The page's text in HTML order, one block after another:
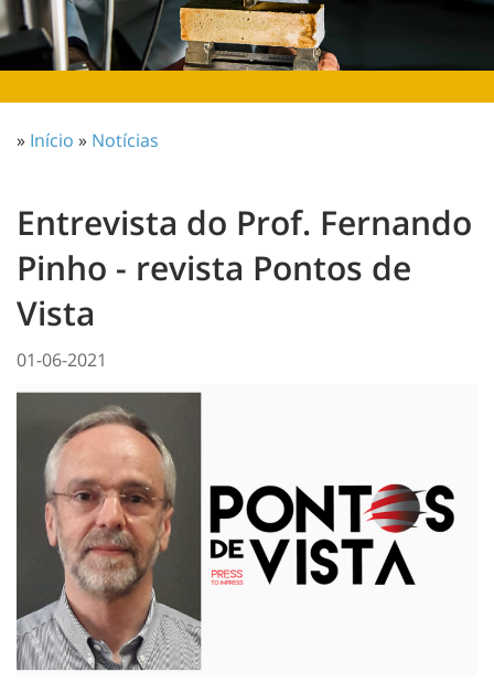
» Início » Notícias
Entrevista do Prof. Fernando
Pinho - revista Pontos de
Vista
01-06-2021